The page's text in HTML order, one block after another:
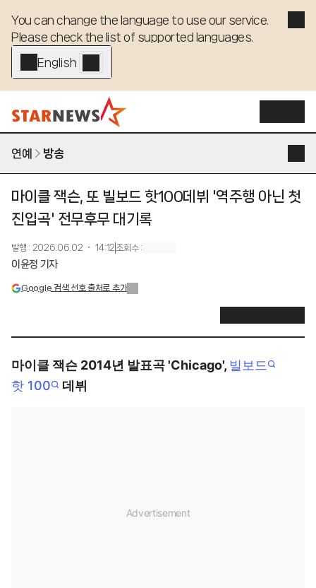
You can change the language to use our service.
Please check the list of supported languages.
English - EN
연예 방송
마이클 잭슨, 또 빌보드 핫100데뷔 '역주행 아닌 첫
진입곡' 전무후무 대기록
발행 : 2026.06.02 ・ 14:12 조회수:
이윤정 기자
Google 검색 선호 출처로 추가
마이클 잭슨 2014년 발표곡 'Chicago', 빌보드
핫 100
데뷔